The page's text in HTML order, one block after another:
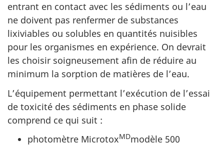
entrant en contact avec les sédiments ou l’eau
ne doivent pas renfermer de substances
lixiviables ou solubles en quantités nuisibles
pour les organismes en expérience. On devrait
les choisir soigneusement afin de réduire au
minimum la sorption de matières de l’eau.
L’équipement permettant l’exécution de l’essai
de toxicité des sédiments en phase solide
comprend ce qui suit :
photomètre MicrotoxMDmodèle 500